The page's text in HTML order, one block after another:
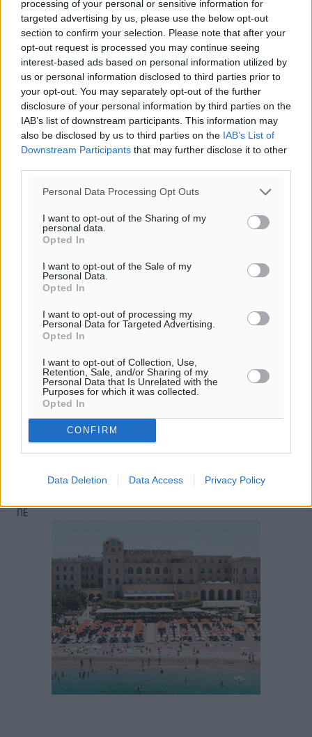
processing of your personal or sensitive information for
targeted advertising by us, please use the below opt-out
section to confirm your selection. Please note that after your
opt-out request is processed you may continue seeing
interest-based ads based on personal information utilized by
us or personal information disclosed to third parties prior to
your opt-out. You may separately opt-out of the further
disclosure of your personal information by third parties on the
IAB’s list of downstream participants. This information may
also be disclosed by us to third parties on the IAB’s List of
Downstream Participants that may further disclose it to other
Personal Data Processing Opt Outs
I want to opt-out of the Sharing of my
personal data.
Opted In
I want to opt-out of the Sale of my
Personal Data.
Opted In
I want to opt-out of processing my
Personal Data for Targeted Advertising.
Opted In
I want to opt-out of Collection, Use,
Retention, Sale, and/or Sharing of my
Personal Data that Is Unrelated with the
Purposes for which it was collected.
Opted In
CONFIRM
Data Deletion Data Access Privacy Policy
Υπενθύμιση:
Για την μερική αναπαραγωγή της είδησης από άλλες
ιστοσελίδες είναι απαραίτητη η χρήση του παρακάτω
παρεχόμενου συνδέσμου παραπομπής προς το άρθρο
της Δημοκρατικής.
o καιρός τώρα:
αίθριος καιρός
°
πρόγνωση:
ΠΕ